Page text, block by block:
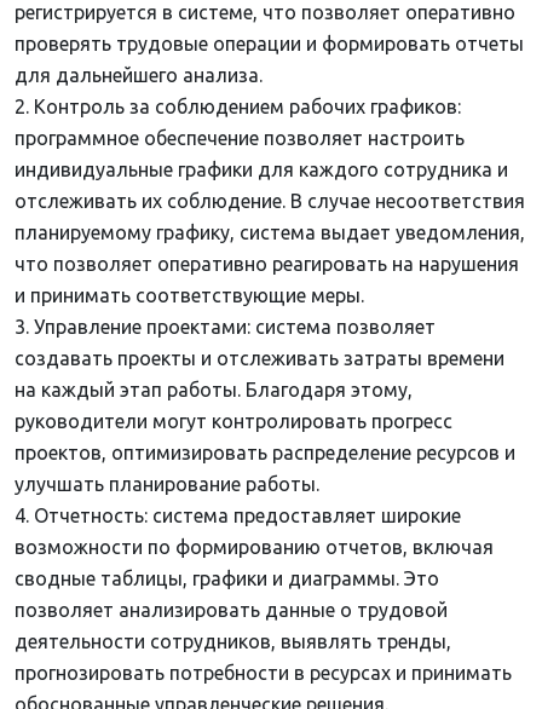
регистрируется в системе, что позволяет оперативно
проверять трудовые операции и формировать отчеты
для дальнейшего анализа.
Контроль за соблюдением рабочих графиков:
программное обеспечение позволяет настроить
индивидуальные графики для каждого сотрудника и
отслеживать их соблюдение. В случае несоответствия
планируемому графику, система выдает уведомления,
что позволяет оперативно реагировать на нарушения
и принимать соответствующие меры.
Управление проектами: система позволяет
создавать проекты и отслеживать затраты времени
на каждый этап работы. Благодаря этому,
руководители могут контролировать прогресс
проектов, оптимизировать распределение ресурсов и
улучшать планирование работы.
Отчетность: система предоставляет широкие
возможности по формированию отчетов, включая
сводные таблицы, графики и диаграммы. Это
позволяет анализировать данные о трудовой
деятельности сотрудников, выявлять тренды,
прогнозировать потребности в ресурсах и принимать